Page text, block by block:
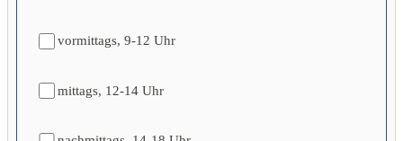
vormittags, 9-12 Uhr
mittags, 12-14 Uhr